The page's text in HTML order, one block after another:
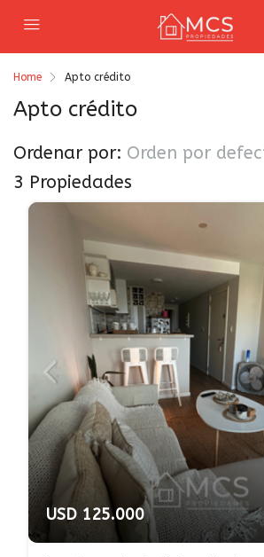
Home Apto crédito
Apto crédito
3 Propiedades
Ordenar por: Orden por
USD 125.000